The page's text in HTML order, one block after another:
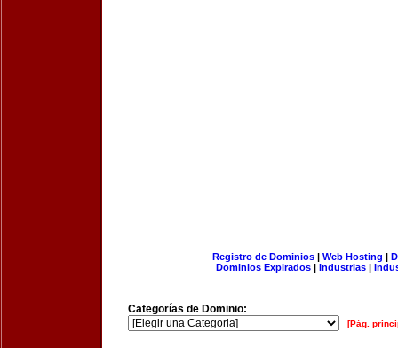
Registro de Dominios| Web Hosting |
Dominios Expirados | Industrias |
Categorías de Dominio:
[Pág.